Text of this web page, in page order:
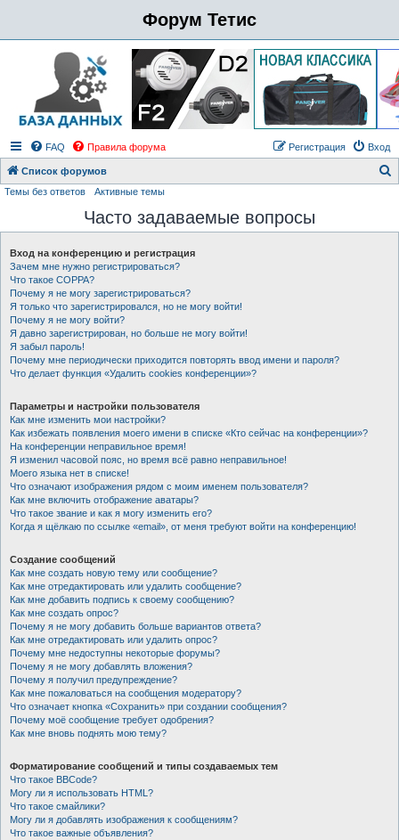
Форум Тетис
FAQ Правила форума Вход
Регистрация
Список форумов
с
Темы без ответов Активные темы
Часто задаваемые вопросы
Вход на конференцию и регистрация
Зачем мне нужно регистрироваться?
Что такое COPPA?
Почему я не могу зарегистрироваться?
Я только что зарегистрировался, но не могу войти!
Почему я не могу войти?
Я давно зарегистрирован, но больше не могу войти!
Я забыл пароль!
Почему мне периодически приходится повторять ввод имени и пароля?
Что делает функция «Удалить cookies конференции»?
Параметры и настройки пользователя
Как мне изменить мои настройки?
Как избежать появления моего имени в списке «Кто сейчас на конференции»?
На конференции неправильное время!
Я изменил часовой пояс, но время всё равно неправильное!
Моего языка нет в списке!
Что означают изображения рядом с моим именем пользователя?
Как мне включить отображение аватары?
Что такое звание и как я могу изменить его?
Когда я щёлкаю по ссылке «email», от меня требуют войти на конференцию!
Создание сообщений
Как мне создать новую тему или сообщение?
Как мне отредактировать или удалить сообщение?
Как мне добавить подпись к своему сообщению?
Как мне создать опрос?
Почему я не могу добавить больше вариантов ответа?
Как мне отредактировать или удалить опрос?
Почему мне недоступны некоторые форумы?
Почему я не могу добавлять вложения?
Почему я получил предупреждение?
Как мне пожаловаться на сообщения модератору?
Что означает кнопка «Сохранить» при создании сообщения?
Почему моё сообщение требует одобрения?
Как мне вновь поднять мою тему?
Форматирование сообщений и типы создаваемых тем
Что такое BBCode?
Могу ли я использовать HTML?
Что такое смайлики?
Могу ли я добавлять изображения к сообщениям?
Что такое важные объявления?